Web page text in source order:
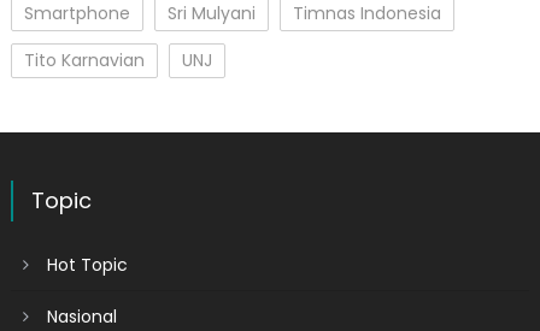
Smartphone
Sri Mulyani
Timnas Indonesia
Tito Karnavian
UNJ
Topic
Hot Topic
Nasional